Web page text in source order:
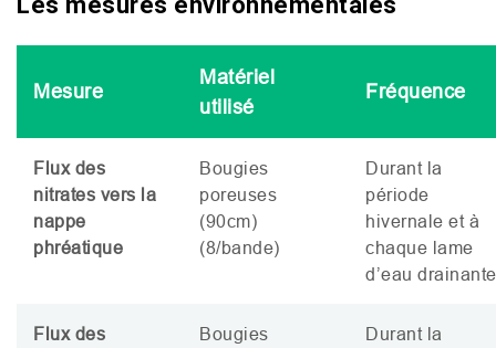
Mesure
Matériel
utilisé
Fréquence
Flux des
nitrates vers la
nappe
phréatique
Bougies
poreuses
(90cm)
(8/bande)
Durant la
période
hivernale et à
chaque lame
d’eau drainante
Flux des
Bougies
Durant la